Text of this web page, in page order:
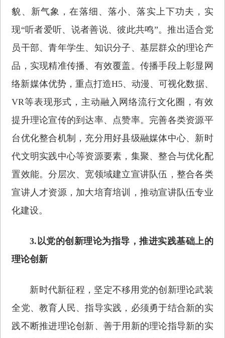
貌、新气象，在落细、落小、落实上下功夫，实
现“听者爱听、说者善说、彼此共鸣”。推出适合党
员干部、青年学生、知识分子、基层群众的理论产
品，实现精准传播、有效覆盖。传播手段上彰显网
络新媒体优势，重点打造H5、动漫、可视化数据、
VR等表现形式，主动融入网络流行文化圈，有效
提升理论宣传的到达率、点赞率。完善各类资源平
台优化整合机制，充分用好县级融媒体中心、新时
代文明实践中心等资源要素，集聚、整合与优化配
置效能。分层次、宽领域建立宣讲队伍，整合各类
宣讲人才资源，加大培育培训，推动宣讲队伍专业
化建设。
3.以党的创新理论为指导，推进实践基础上的
理论创新
新时代新征程，坚定不移用党的创新理论武装
全党、教育人民、指导实践，必须勇于结合新的实
践不断推进理论创新、善于用新的理论指导新的实